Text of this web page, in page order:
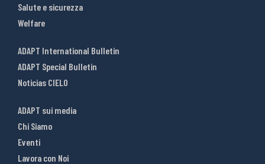
Salute e sicurezza
Welfare
ADAPT International Bulletin
ADAPT Special Bulletin
Noticias CIELO
ADAPT sui media
Chi Siamo
Eventi
Lavora con Noi